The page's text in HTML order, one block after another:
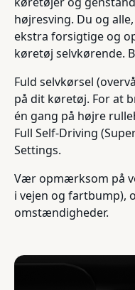
højresving. Du og
ekstra forsigtige og
køretøj selvkørende.
Fuld selvkørsel
på dit køretøj. For at
én gang på højre
Full Self-Driving
Settings.
Vær opmærksom på
i vejen og fartbump),
omstændigheder.